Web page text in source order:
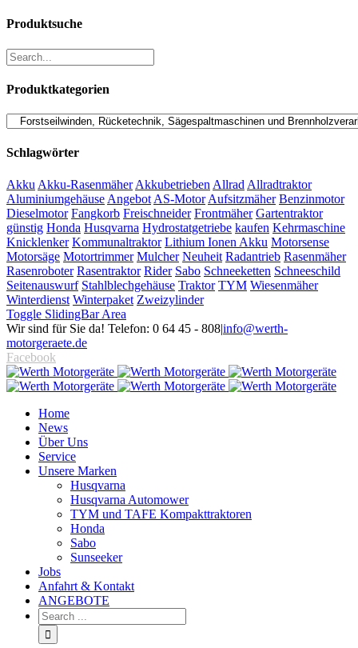
Produktsuche
Produktkategorien
Schlagwörter
Akku Akku-Rasenmäher Akkubetrieben Allrad Allradtraktor
Aluminiumgehäuse Angebot AS-Motor Aufsitzmäher Benzinmotor
Dieselmotor Fangkorb Freischneider Frontmäher Gartentraktor
günstig Honda Husqvarna Hydrostatgetriebe kaufen Kehrmaschine
Knicklenker Kommunaltraktor Lithium Ionen Akku Motorsense
Motorsäge Motortrimmer Mulcher Neuheit Radantrieb Rasenmäher
Rasenroboter Rasentraktor Rider Sabo Schneeketten Schneeschild
Seitenauswurf Stahlblechgehäuse Traktor TYM Wiesenmäher
Winterdienst Winterpaket Zweizylinder
Toggle SlidingBar Area
Wir sind für Sie da! Telefon: 0 64 45 - 808|info@werth-
motorgeraete.de
Facebook
Home
News
Über Uns
Service
Unsere Marken
Husqvarna
Husqvarna Automower
TYM und TAFE Kompakttraktoren
Honda
Sabo
Sunseeker
Jobs
Anfahrt & Kontakt
ANGEBOTE